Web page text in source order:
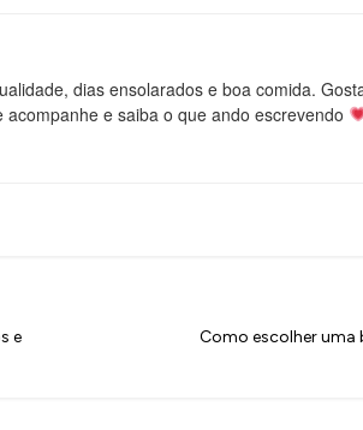
dias ensolarados e boa comida.
e saiba o que ando escrevendo
e
Como escolher